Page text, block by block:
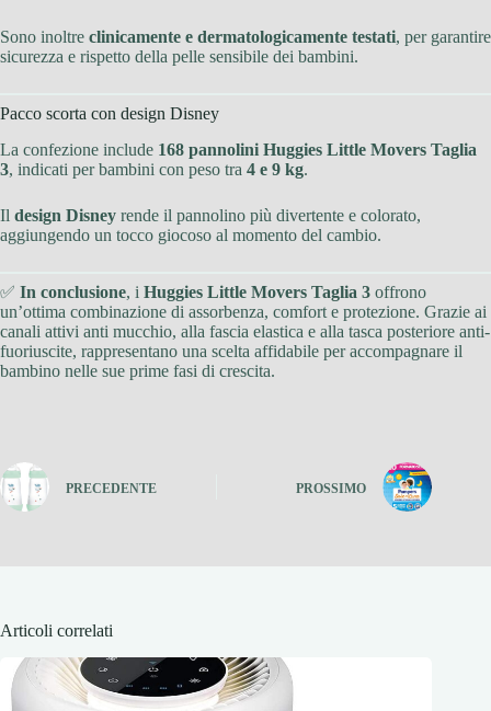
Sono inoltre clinicamente e dermatologicamente testati, per garantire
sicurezza e rispetto della pelle sensibile dei bambini.
Pacco scorta con design Disney
La confezione include 168 pannolini Huggies Little Movers Taglia
3, indicati per bambini con peso tra 4 e 9 kg.
Il design Disney rende il pannolino più divertente e colorato,
aggiungendo un tocco giocoso al momento del cambio.
✅ In conclusione, i Huggies Little Movers Taglia 3 offrono
un’ottima combinazione di assorbenza, comfort e protezione. Grazie ai
canali attivi anti mucchio, alla fascia elastica e alla tasca posteriore anti-
fuoriuscite, rappresentano una scelta affidabile per accompagnare il
bambino nelle sue prime fasi di crescita.
PRECEDENTE PROSSIMO
Articoli correlati